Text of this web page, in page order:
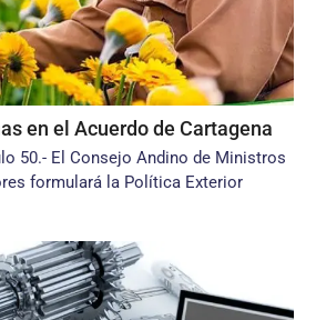
en el Acuerdo de Cartagena
El Consejo Andino de Ministros
formulará la Política Exterior